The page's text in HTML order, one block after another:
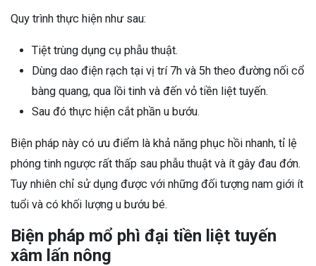
Quy trình thực hiện như sau:
Tiệt trùng dụng cụ phẫu thuật.
Dùng dao điện rạch tại vị trí 7h và 5h theo đường nối cổ
bàng quang, qua lồi tinh và đến vỏ tiền liệt tuyến.
Sau đó thực hiện cắt phần u bướu.
Biện pháp này có ưu điểm là khả năng phục hồi nhanh, tỉ lệ
phóng tinh ngược rất thấp sau phẫu thuật và ít gây đau đớn.
Tuy nhiên chỉ sử dụng được với những đối tượng nam giới ít
tuổi và có khối lượng u bướu bé.
Biện pháp mổ phì đại tiền liệt tuyến
xâm lấn nông